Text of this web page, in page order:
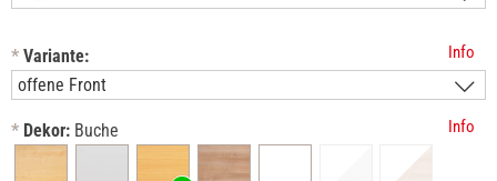
* Variante: Info
* Dekor: Buche Info